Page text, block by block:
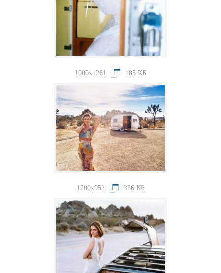
1000x1261 185 КБ
1200x953 336 КБ